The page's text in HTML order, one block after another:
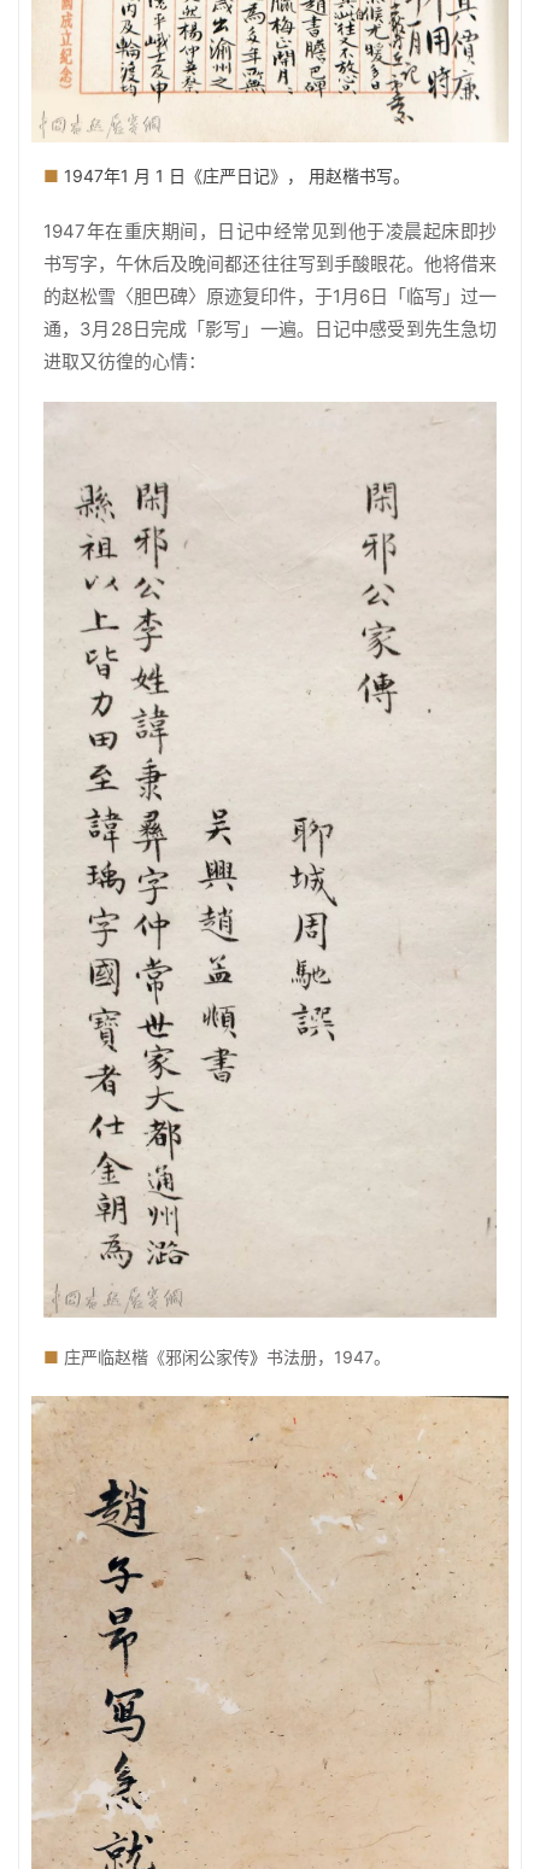
■ 1947年1 月 1 日《庄严日记》， 用赵楷书写。
1947年在重庆期间，日记中经常见到他于凌晨起床即抄
书写字，午休后及晚间都还往往写到手酸眼花。他将借来
的赵松雪〈胆巴碑〉原迹复印件，于1月6日「临写」过一
通，3月28日完成「影写」一遍。日记中感受到先生急切
进取又彷徨的心情：
■ 庄严临赵楷《邪闲公家传》 书法册，1947。